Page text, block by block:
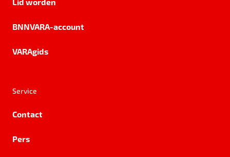
BNNVARA-account
VARAgids
Service
Contact
Pers